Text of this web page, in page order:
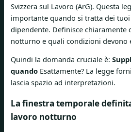
Svizzera sul Lavoro (ArG). Questa
importante quando si tratta dei
dipendente. Definisce chiaramente
notturno e quali condizioni devono
Quindi la domanda cruciale è:
quando Esattamente? La legge
lascia spazio ad interpretazioni.
La finestra temporale
lavoro notturno